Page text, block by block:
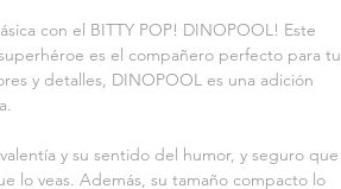
con el BITTY POP! DINOPOOL! Este
es el compañero perfecto para tu
y detalles, DINOPOOL es una adición
y su sentido del humor, y seguro que
lo veas. Además, su tamaño compacto lo